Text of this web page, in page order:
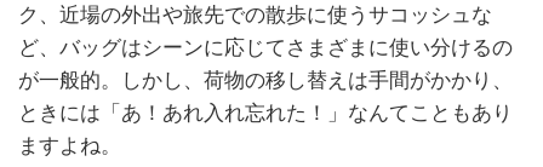
ク、近場の外出や旅先での散歩に使うサコッシュな
ど、バッグはシーンに応じてさまざまに使い分けるの
が一般的。しかし、荷物の移し替えは手間がかかり、
ときには「あ！あれ入れ忘れた！」なんてこともあり
ますよね。